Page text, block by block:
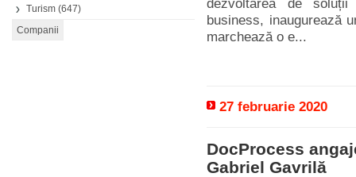
Turism (647)
dezvoltarea de soluții
business, inaugurează
marchează o e...
27 februarie 2020
DocProcess
Gabriel Gavrilă